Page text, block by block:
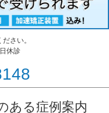
さい。
休診
ある症例案内